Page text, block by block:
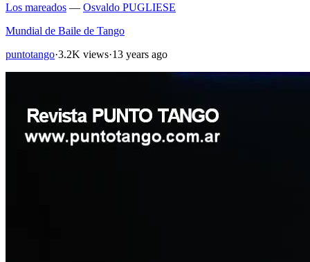
Los mareados — Osvaldo PUGLIESE
Mundial de Baile de Tango
puntotango·3.2K views·13 years ago